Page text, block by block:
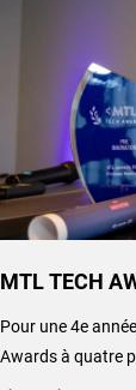
MTL TECH
Pour une 4e
Awards à quatre